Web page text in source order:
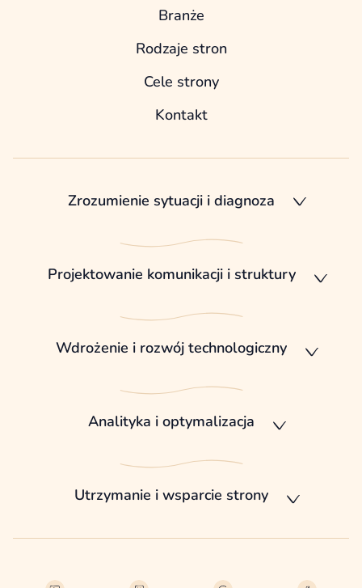
Branże
Rodzaje stron
Cele strony
Kontakt
Zrozumienie sytuacji i diagnoza
Projektowanie komunikacji i struktury
Wdrożenie i rozwój technologiczny
Analityka i optymalizacja
Utrzymanie i wsparcie strony